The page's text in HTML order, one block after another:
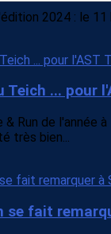
2024 : le
Teich ... pour
& Run de l'année
très bien...
se fait